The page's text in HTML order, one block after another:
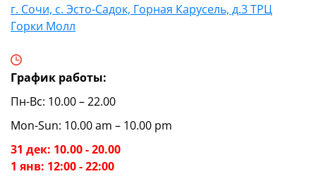
г. Сочи, с. Эсто-Садок, Горная Карусель, д.3 ТРЦ
Горки Молл
График работы:
Пн-Вс: 10.00 – 22.00
Mon-Sun: 10.00 am – 10.00 pm
31 дек: 10.00 - 20.00
1 янв: 12:00 - 22:00